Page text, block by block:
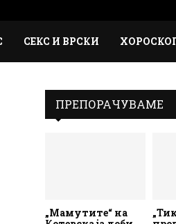
СЕКС И ВРСКИ
ПРЕПОРАЧУВАМЕ
„Мамутите“ на